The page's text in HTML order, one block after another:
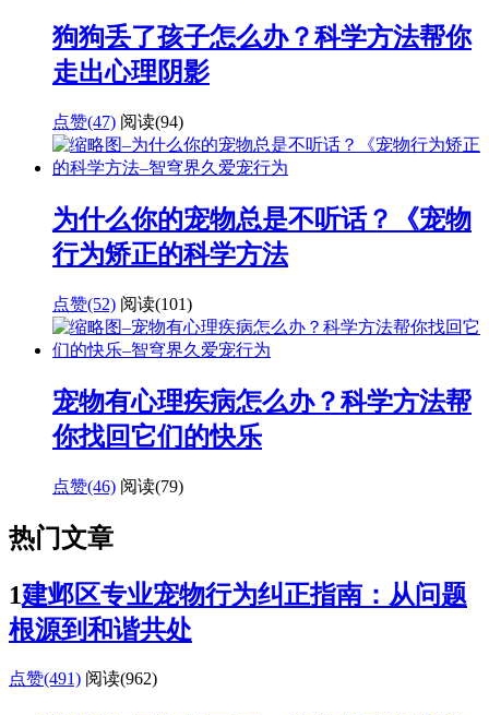
狗狗丢了孩子怎么办？科学方法帮你
走出心理阴影
点赞(47) 阅读(94)
为什么你的宠物总是不听话？《宠物
行为矫正的科学方法
点赞(52) 阅读(101)
宠物有心理疾病怎么办？科学方法帮
你找回它们的快乐
点赞(46) 阅读(79)
热门文章
1建邺区专业宠物行为纠正指南：从问题
根源到和谐共处
点赞(491) 阅读(962)